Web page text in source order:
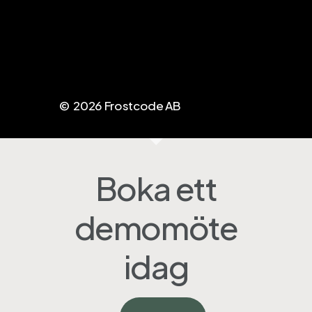
info@apptopdf.com
© 2026 Frostcode AB
Boka ett
demomöte
idag